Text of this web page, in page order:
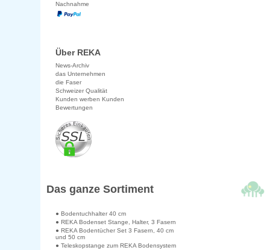
Nachnahme
Über REKA
News-Archiv
das Unternehmen
die Faser
Schweizer Qualität
Kunden werben Kunden
Bewertungen
Das ganze Sortiment
● Bodentuchhalter 40 cm
● REKA Bodenset Stange, Halter, 3 Fasern
● REKA Bodentücher Set 3 Fasern, 40 cm
und 50 cm
● Teleskopstange zum REKA Bodensystem